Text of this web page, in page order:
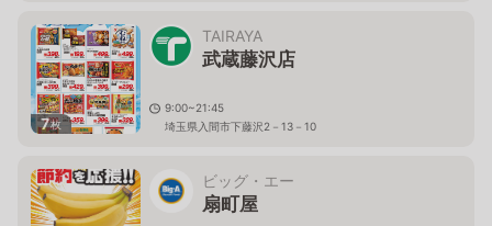
7枚
TAIRAYA
武蔵藤沢店
9:00~21:45
埼玉県入間市下藤沢2－13－10
ビッグ・エー
扇町屋